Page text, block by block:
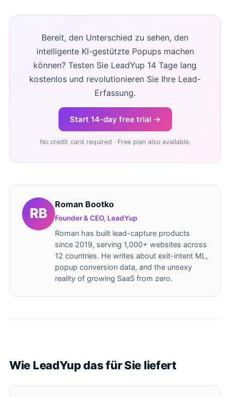
Bereit, den Unterschied zu sehen, den
intelligente KI-gestützte Popups machen
können? Testen Sie LeadYup 14 Tage lang
kostenlos und revolutionieren Sie Ihre Lead-
Erfassung.
Start 14-day free trial →
No credit card required · Free plan also available.
Roman Bootko
Founder & CEO, LeadYup
Roman has built lead-capture products
since 2019, serving 1,000+ websites across
12 countries. He writes about exit-intent ML,
popup conversion data, and the unsexy
reality of growing SaaS from zero.
Wie LeadYup das für Sie liefert